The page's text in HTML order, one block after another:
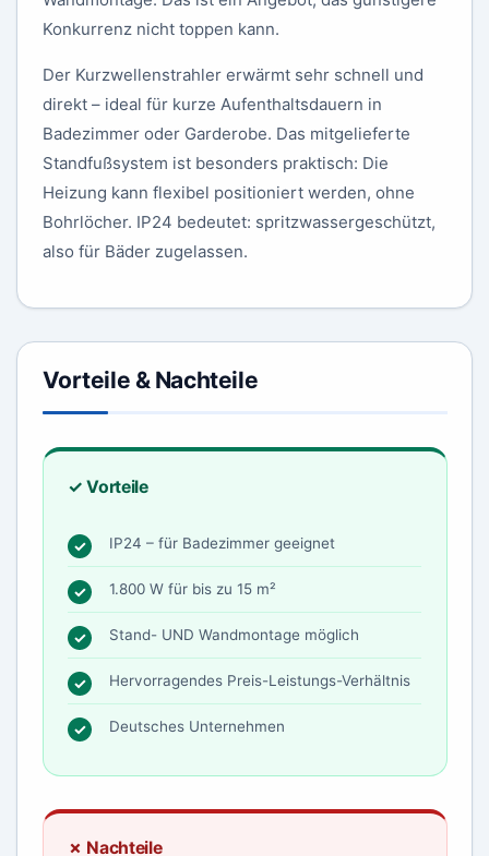
Konkurrenz nicht toppen kann.
Der Kurzwellenstrahler erwärmt sehr schnell und
direkt – ideal für kurze Aufenthaltsdauern in
Badezimmer oder Garderobe. Das mitgelieferte
Standfußsystem ist besonders praktisch: Die
Heizung kann flexibel positioniert werden, ohne
Bohrlöcher. IP24 bedeutet: spritzwassergeschützt,
also für Bäder zugelassen.
Vorteile & Nachteile
✓ Vorteile
IP24 – für Badezimmer geeignet
1.800 W für bis zu 15 m²
Stand- UND Wandmontage möglich
Hervorragendes Preis-Leistungs-Verhältnis
Deutsches Unternehmen
✗ Nachteile